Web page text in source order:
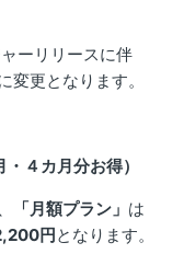
ーリリースに伴
変更となります。
４カ月分お得）
「月額プラン」 は
円となります。